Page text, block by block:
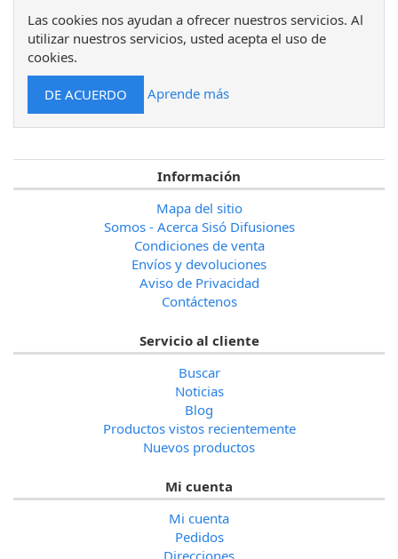
Las cookies nos ayudan a ofrecer nuestros servicios. Al
utilizar nuestros servicios, usted acepta el uso de
cookies.
Aprende más
Información
Mapa del sitio
Somos - Acerca Sisó Difusiones
Condiciones de venta
Envíos y devoluciones
Aviso de Privacidad
Contáctenos
Servicio al cliente
Buscar
Noticias
Blog
Productos vistos recientemente
Nuevos productos
Mi cuenta
Mi cuenta
Pedidos
Direcciones